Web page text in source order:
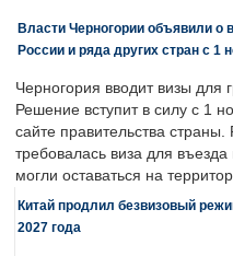
Власти Черногории объявили о
России и ряда других стран с 1
Черногория вводит визы для
Решение вступит в силу с 1
сайте правительства
требовалась виза для
могли оставаться на
Китай продлил безвизовый
2027 года